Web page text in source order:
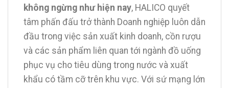
không ngừng như hiện nay, HALICO quyết
tâm phấn đấu trở thành Doanh nghiệp luôn dẫn
đầu trong việc sản xuất kinh doanh, cồn rượu
và các sản phẩm liên quan tới ngành đồ uống
phục vụ cho tiêu dùng trong nước và xuất
khẩu có tầm cỡ trên khu vực. Với sứ mạng lớn